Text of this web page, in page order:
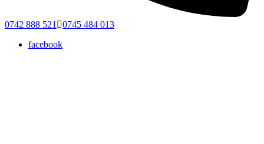
0742 888 521
0745 484 013
facebook